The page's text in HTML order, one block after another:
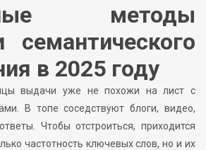
методы
семантического
в 2025 году
выдачи уже не похожи на лист с
В топе соседствуют блоги, видео,
Чтобы отстроиться, приходится
частотность ключевых слов, но и их